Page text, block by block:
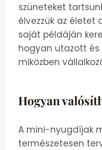
szüneteket
élvezzük az életet
saját példáján
hogyan utazott
miközben
Hogyan
A mini-nyugdíjak
természetesen